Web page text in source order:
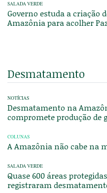
SALADA VERDE
Governo estuda a criação
Amazônia para acolher
Desmatamento
NOTÍCIAS
Desmatamento na
compromete produção de
COLUNAS
A Amazônia não cabe na
SALADA VERDE
Quase 600 áreas
registraram